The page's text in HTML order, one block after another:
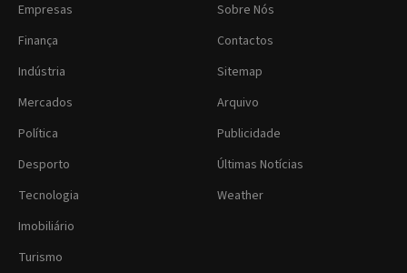
Empresas
Finança
Indústria
Mercados
Política
Desporto
Tecnologia
Imobiliário
Turismo
Sobre Nós
Contactos
Sitemap
Arquivo
Publicidade
Últimas Notícias
Weather